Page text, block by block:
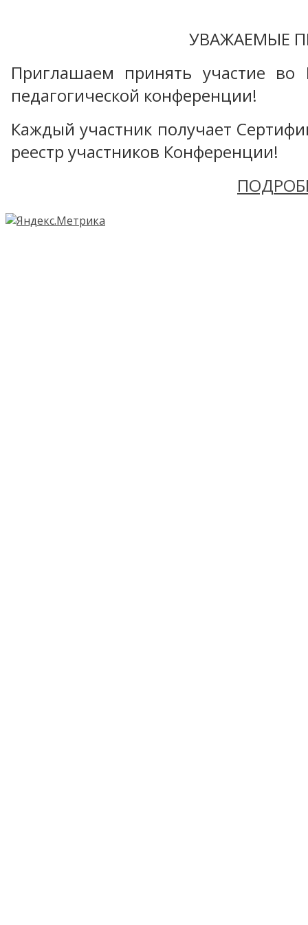
УВАЖАЕМЫЕ
Приглашаем принять участие во
педагогической конференции!
Каждый участник получает
реестр участников Конференции!